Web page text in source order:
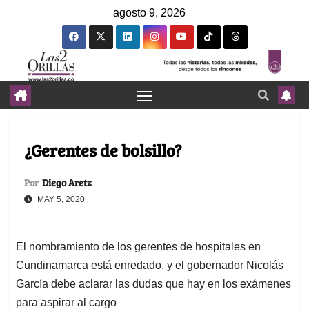
agosto 9, 2026
¿Gerentes de bolsillo?
Por Diego Aretz
MAY 5, 2020
El nombramiento de los gerentes de hospitales en
Cundinamarca está enredado, y el gobernador Nicolás
García debe aclarar las dudas que hay en los exámenes
para aspirar al cargo